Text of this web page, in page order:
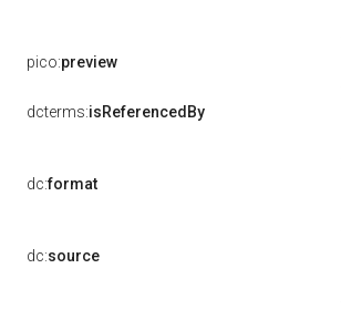
pico:preview
dcterms:isReferencedBy
dc:format
dc:source